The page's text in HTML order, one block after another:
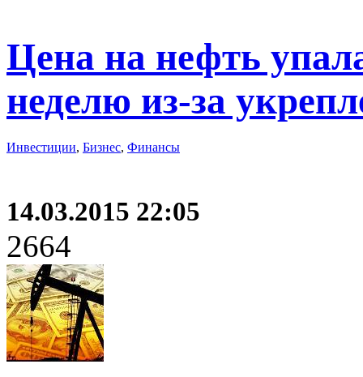
Цена на нефть
неделю из-за
Инвестиции, Бизнес, Финансы
14.03.2015 22:05
2664